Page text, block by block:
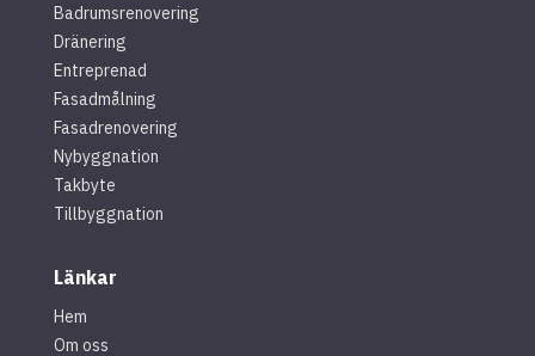
Badrumsrenovering
Dränering
Entreprenad
Fasadmålning
Fasadrenovering
Nybyggnation
Takbyte
Tillbyggnation
Länkar
Hem
Om oss